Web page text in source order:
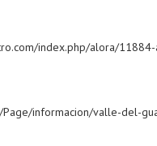
index.php/alora/
informacion/valle-del-